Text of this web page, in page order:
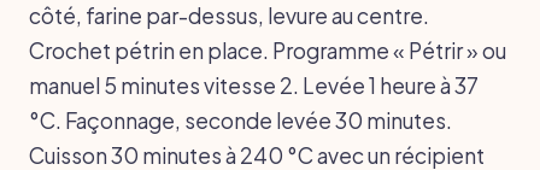
côté, farine par-dessus, levure au centre.
Crochet pétrin en place. Programme « Pétrir » ou
manuel 5 minutes vitesse 2. Levée 1 heure à 37
°C. Façonnage, seconde levée 30 minutes.
Cuisson 30 minutes à 240 °C avec un récipient